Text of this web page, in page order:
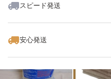
スピード発送
安心発送